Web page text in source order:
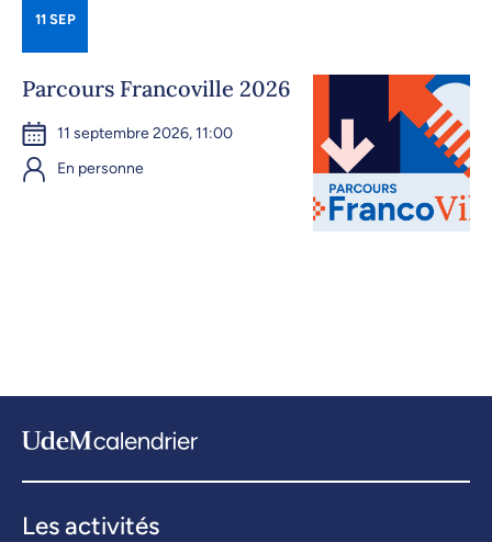
11 SEP
Parcours Francoville 2026
11 septembre 2026, 11:00
En personne
Les activités